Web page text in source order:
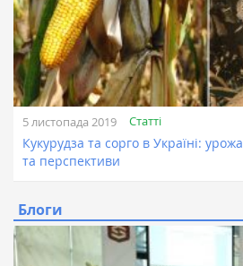
5 листопада 2019 Статті
Кукурудза та сорго в Україні:
та перспективи
Блоги